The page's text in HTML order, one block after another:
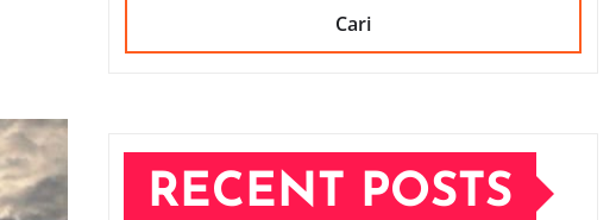
Cari
RECENT POSTS